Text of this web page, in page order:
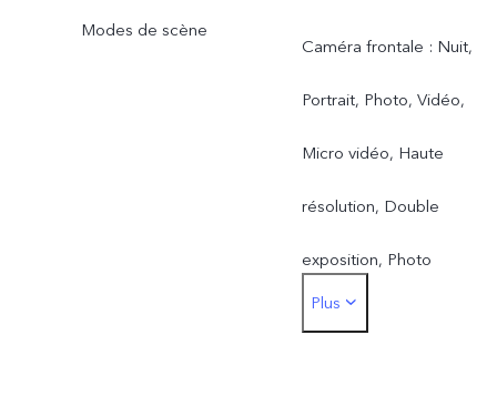
Modes de scène
Caméra frontale : Nuit,
Portrait, Photo, Vidéo,
Micro vidéo, Haute
résolution, Double
exposition, Photo
Dynamique
Plus